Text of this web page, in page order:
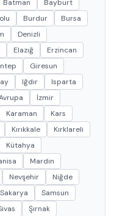
Batman
Bayburt
Burdur
Bursa
Denizli
Elazığ
Erzincan
Giresun
Iğdır
Isparta
İzmir
Karaman
Kars
Kırıkkale
Kırklareli
Kütahya
Mardin
Nevşehir
Niğde
Sakarya
Samsun
Şırnak